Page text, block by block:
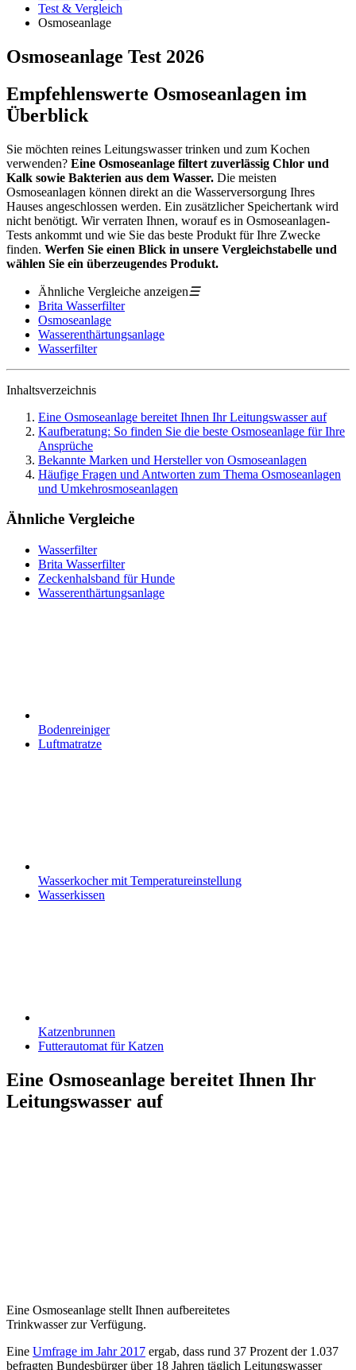
Test & Vergleich
Osmoseanlage
Osmoseanlage Test 2026
Empfehlenswerte Osmoseanlagen im
Überblick
Sie möchten reines Leitungswasser trinken und zum Kochen
verwenden? Eine Osmoseanlage filtert zuverlässig Chlor und
Kalk sowie Bakterien aus dem Wasser. Die meisten
Osmoseanlagen können direkt an die Wasserversorgung Ihres
Hauses angeschlossen werden. Ein zusätzlicher Speichertank wird
nicht benötigt. Wir verraten Ihnen, worauf es in Osmoseanlagen-
Tests ankommt und wie Sie das beste Produkt für Ihre Zwecke
finden. Werfen Sie einen Blick in unsere Vergleichstabelle und
wählen Sie ein überzeugendes Produkt.
Ähnliche Vergleiche anzeigen☰
Brita Wasserfilter
Osmoseanlage
Wasserenthärtungsanlage
Wasserfilter
Inhaltsverzeichnis
Eine Osmoseanlage bereitet Ihnen Ihr Leitungswasser auf
Kaufberatung: So finden Sie die beste Osmoseanlage für Ihre
Ansprüche
Bekannte Marken und Hersteller von Osmoseanlagen
Häufige Fragen und Antworten zum Thema Osmoseanlagen
und Umkehrosmoseanlagen
Ähnliche Vergleiche
Wasserfilter
Brita Wasserfilter
Zeckenhalsband für Hunde
Wasserenthärtungsanlage
Bodenreiniger
Luftmatratze
Wasserkocher mit Temperatureinstellung
Wasserkissen
Katzenbrunnen
Futterautomat für Katzen
Eine Osmoseanlage bereitet Ihnen Ihr
Leitungswasser auf
Eine Osmoseanlage stellt Ihnen aufbereitetes
Trinkwasser zur Verfügung.
Eine Umfrage im Jahr 2017 ergab, dass rund 37 Prozent der 1.037
befragten Bundesbürger über 18 Jahren täglich Leitungswasser